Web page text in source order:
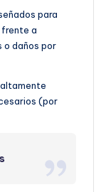
para
frente a
o daños por
(por